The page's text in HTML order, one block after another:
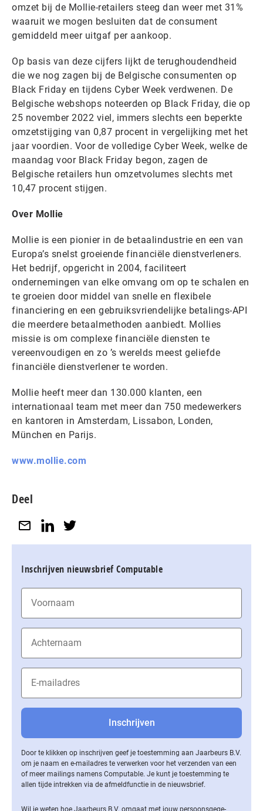
omzet bij de Mollie-retailers steeg dan weer met 31%
waaruit we mogen besluiten dat de consument
gemiddeld meer uitgaf per aankoop.
Op basis van deze cijfers lijkt de terughoudendheid
die we nog zagen bij de Belgische consumenten op
Black Friday en tijdens Cyber Week verdwenen. De
Belgische webshops noteerden op Black Friday, die op
25 november 2022 viel, immers slechts een beperkte
omzetstijging van 0,87 procent in vergelijking met het
jaar voordien. Voor de volledige Cyber Week, welke de
maandag voor Black Friday begon, zagen de
Belgische retailers hun omzetvolumes slechts met
10,47 procent stijgen.
Over Mollie
Mollie is een pionier in de betaalindustrie en een van
Europa’s snelst groeiende financiële dienstverleners.
Het bedrijf, opgericht in 2004, faciliteert
ondernemingen van elke omvang om op te schalen en
te groeien door middel van snelle en flexibele
financiering en een gebruiksvriendelijke betalings-API
die meerdere betaalmethoden aanbiedt. Mollies
missie is om complexe financiële diensten te
vereenvoudigen en zo ’s werelds meest geliefde
financiële dienstverlener te worden.
Mollie heeft meer dan 130.000 klanten, een
internationaal team met meer dan 750 medewerkers
en kantoren in Amsterdam, Lissabon, Londen,
München en Parijs.
www.mollie.com
Deel
Inschrijven nieuwsbrief Computable
Door te klikken op inschrijven geef je toestemming aan Jaarbeurs B.V.
om je naam en e-mailadres te verwerken voor het verzenden van een
of meer mailings namens Computable. Je kunt je toestemming te
allen tijde intrekken via de af­meld­func­tie in de nieuwsbrief.
Wil je weten hoe Jaarbeurs B.V. omgaat met jouw per­soons­ge­ge­